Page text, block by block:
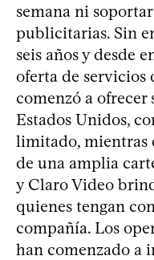
semana ni
publicitarias. Sin
seis años y desde
oferta de servicios
comenzó a ofrecer
Estados Unidos,
limitado, mientras
de una amplia
y Claro Video
quienes tengan
compañía. Los
han comenzado a